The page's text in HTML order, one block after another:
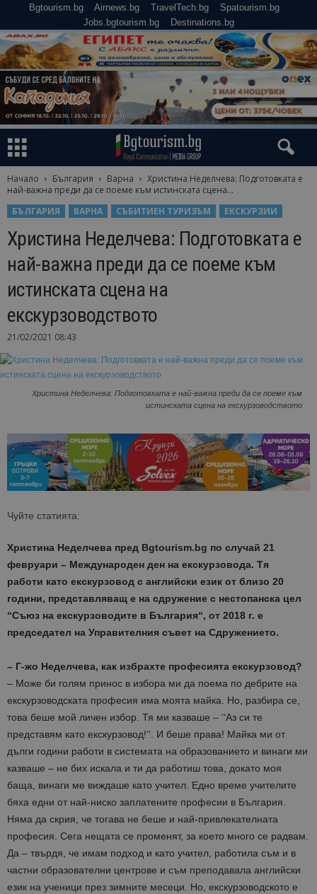
Bgtourism.bg Airnews.bg TravelTech.bg
Spatourism.bg
Jobs.bgtourism.bg
Destinations.bg
Начало България Варна
Христина Неделчева: Подготовката е
най-важна преди да се поеме към истинската сцена...
БЪЛГАРИЯ
ВАРНА СЪБИТИЕН ТУРИЗЪМ ЕКСКУРЗИИ
Христина Неделчева: Подготовката е
най-важна преди да се поеме към
истинската сцена на
екскурзоводството
21/02/2021 08:43
Христина Неделчева: Подготовката е най-важна преди да се поеме към
истинската сцена на екскурзоводството
Чуйте статията:
Христина Неделчева пред Вgtourism.bg по случай 21
февруари – Международен ден на екскурзовода. Тя
работи като екскурзовод с английски език от близо 20
години, представляващ е на сдружение с нестопанска цел
‘‘Съюз на екскурзоводите в България‘‘, от 2018 г. е
председател на Управителния съвет на Сдружението.
– Г-жо Неделчева, как избрахте професията екскурзовод?
– Може би голям принос в избора ми да поема по дебрите на
екскурзоводската професия има моята майка. Но, разбира се,
това беше мой личен избор. Тя ми казваше – ‘‘Аз си те
представям като екскурзовод!‘‘. И беше права! Майка ми от
дълги години работи в системата на образованието и винаги ми
казваше – не бих искала и ти да работиш това, докато моя
баща, винаги ме виждаше като учител. Едно време учителите
бяха едни от най-ниско заплатените професии в България.
Няма да скрия, че тогава не беше и най-привлекателната
професия. Сега нещата се променят, за което много се радвам.
Да – твърдя, че имам подход и като учител, работила съм и в
частни образователни центрове и съм преподавала английски
език на ученици през зимните месеци. Но, екскурзоводското е